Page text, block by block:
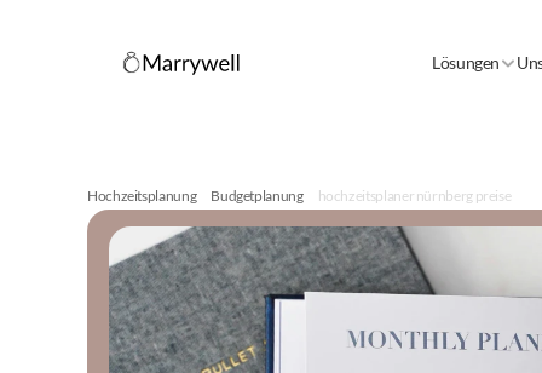
Lösungen
Hochzeitsplanung Budgetplanung hochzeitsplaner nürnberg preise